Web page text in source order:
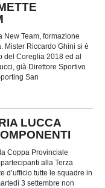
Team, formazione
Mister Riccardo Ghini si è
del Coreglia 2018 ed al
già Direttore Sportivo
San
LUCCA
Coppa Provinciale
alla Terza
d’ufficio tutte le squadre in
3 settembre non